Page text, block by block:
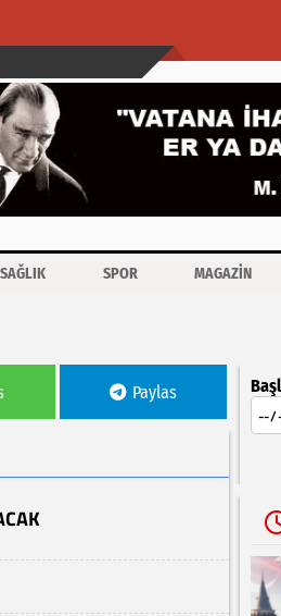
SAĞLIK SPOR MAGAZİN
Paylas